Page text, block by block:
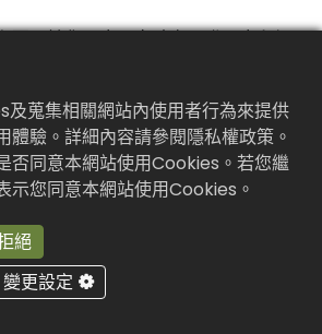
要用於化工廠、實驗室、發電廠和加
。在這些場所工作的人員應該穿著此
全。
發電廠、變電所和高壓系統維護工作
露在極端溫度下，這些溫度不僅會
的人員應穿著防靜電工作服，以避免
蒐集相關網站內使用者行為來提供
體驗。詳細內容請參閱隱私權政策。
否同意本網站使用Cookies。若您繼
示您同意本網站使用Cookies。
絕
變更設定